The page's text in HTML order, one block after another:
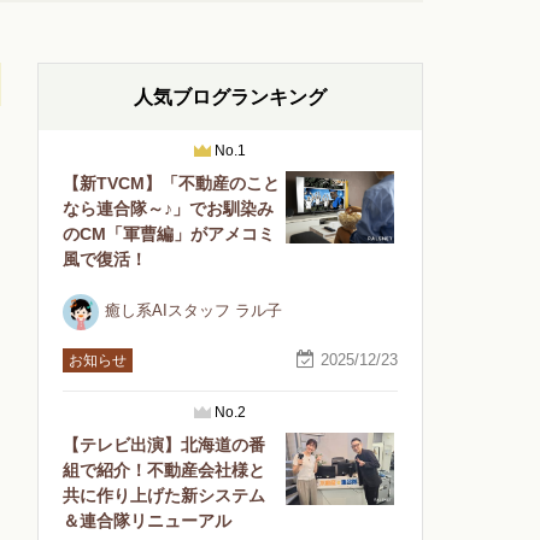
人気ブログランキング
No.1
【新TVCM】「不動産のこと
なら連合隊～♪」でお馴染み
のCM「軍曹編」がアメコミ
風で復活！
癒し系AIスタッフ ラル子
お知らせ 2025/12/23
No.2
【テレビ出演】北海道の番
組で紹介！不動産会社様と
共に作り上げた新システム
＆連合隊リニューアル